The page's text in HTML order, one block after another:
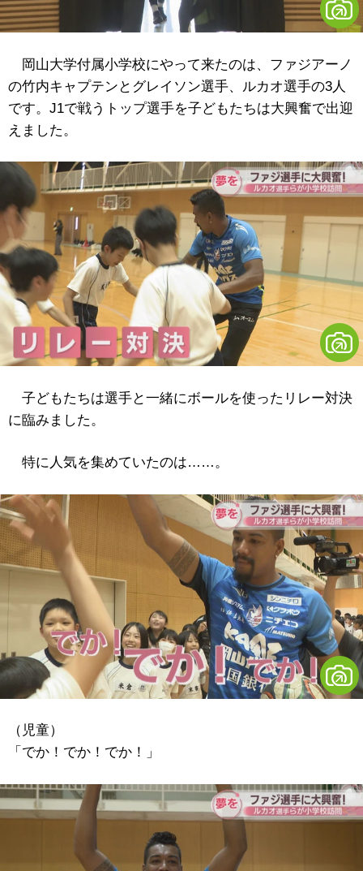
岡山大学付属小学校にやって来たのは、ファジアーノ
の竹内キャプテンとグレイソン選手、ルカオ選手の3人
です。J1で戦うトップ選手を子どもたちは大興奮で出迎
えました。
子どもたちは選手と一緒にボールを使ったリレー対決
に臨みました。
特に人気を集めていたのは……。
（児童）
「でか！でか！でか！」